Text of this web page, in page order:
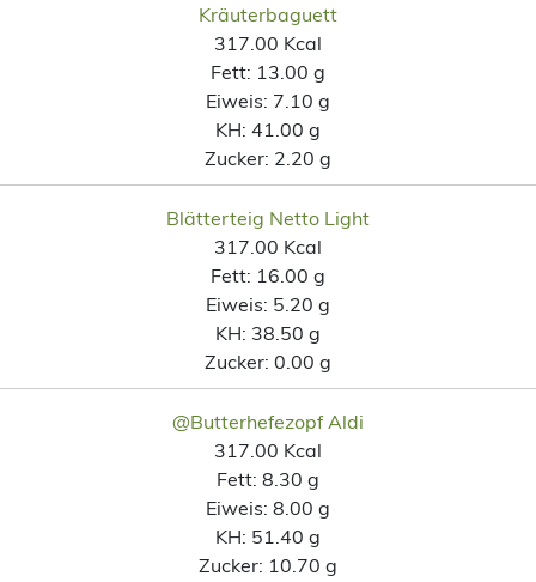
Kräuterbaguett
317.00 Kcal
Fett: 13.00 g
Eiweis: 7.10 g
KH: 41.00 g
Zucker: 2.20 g
Blätterteig Netto Light
317.00 Kcal
Fett: 16.00 g
Eiweis: 5.20 g
KH: 38.50 g
Zucker: 0.00 g
@Butterhefezopf Aldi
317.00 Kcal
Fett: 8.30 g
Eiweis: 8.00 g
KH: 51.40 g
Zucker: 10.70 g